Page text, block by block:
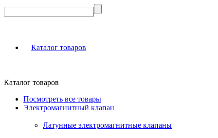
Каталог товаров
Каталог товаров
Посмотреть все товары
Электромагнитный клапан
Латунные электромагнитные клапаны